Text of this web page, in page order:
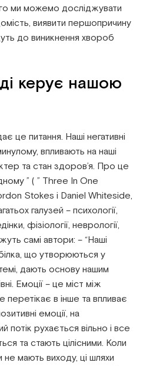
ми можемо досліджувати
виявити першопричину
до виникнення хвороб
керує нашою
це питання. Наші негативні
впливають на наші
та стан здоров’я. Про це
” ( ” Three In One
Stokes і Daniel Whiteside,
галузей – психології,
фізіології, неврології,
самі автори: – “Наші
що утворюються у
дають основу нашим
Емоції – це міст між
в інше та впливає
емоції, на
потік рухається вільно і все
та стають цілісними. Коли
не мають виходу, ці шляхи